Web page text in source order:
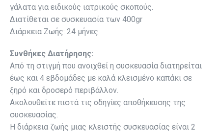
γάλατα για ειδικούς ιατρικούς σκοπούς.
Διατίθεται σε συσκευασία των 400gr
Διάρκεια Ζωής: 24 μήνες
Συνθήκες Διατήρησης:
Από τη στιγμή που ανοιχθεί η συσκευασία διατηρείται
έως και 4 εβδομάδες με καλά κλεισμένο καπάκι σε
ξηρό και δροσερό περιβάλλον.
Ακολουθείτε πιστά τις οδηγίες αποθήκευσης της
συσκευασίας.
Η διάρκεια ζωής μιας κλειστής συσκευασίας είναι 2